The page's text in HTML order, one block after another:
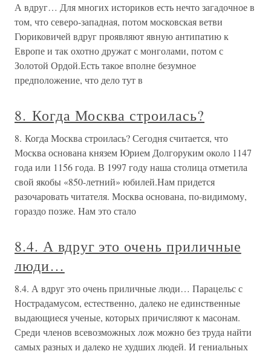
А вдруг… Для многих историков есть нечто загадочное в
том, что северо-западная, потом московская ветви
Гюриковичей вдруг проявляют явную антипатию к
Европе и так охотно дружат с монголами, потом с
Золотой Ордой.Есть такое вполне безумное
предположение, что дело тут в
8. Когда Москва строилась?
8. Когда Москва строилась? Сегодня считается, что
Москва основана князем Юрием Долгоруким около 1147
года или 1156 года. В 1997 году наша столица отметила
свой якобы «850-летний» юбилей.Нам придется
разочаровать читателя. Москва основана, по-видимому,
гораздо позже. Нам это стало
8.4. А вдруг это очень приличные
люди…
8.4. А вдруг это очень приличные люди… Парацельс с
Нострадамусом, естественно, далеко не единственные
выдающиеся ученые, которых причисляют к масонам.
Среди членов всевозможных лож можно без труда найти
самых разных и далеко не худших людей. И гениальных